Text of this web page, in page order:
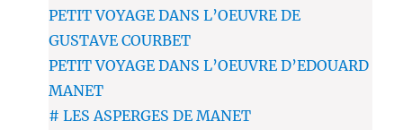
PETIT VOYAGE DANS L’OEUVRE DE
GUSTAVE COURBET
PETIT VOYAGE DANS L’OEUVRE D’EDOUARD
MANET
# LES ASPERGES DE MANET